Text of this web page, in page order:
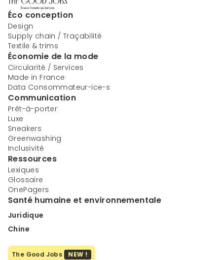
Éco conception
Design
Supply chain / Traçabilité
Textile & trims
Économie de la mode
Circularité / Services
Made in France
Data Consommateur-ice-s
Communication
Prêt-à-porter
Luxe
Sneakers
Greenwashing
Inclusivité
Ressources
Lexiques
Glossaire
OnePagers
Santé humaine et environnementale
Juridique
Chine
The Good Jobs NEW !